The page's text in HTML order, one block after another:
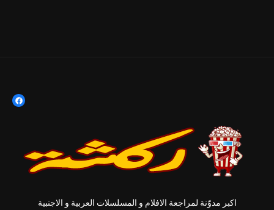
اكبر مدوّنة لمراجعة الافلام و المسلسلات العربية و الاجنبية